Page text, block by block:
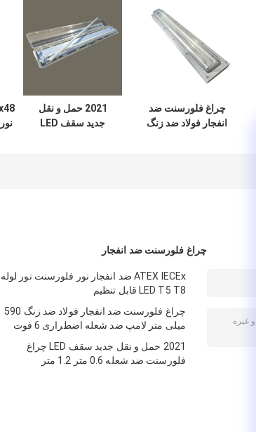
چراغ فلورسنت ضد
انفجار فولاد ضد زنگ
2021 حمل و نقل
جدید سقف LED
چراغ فلورسنت ضد انفجار
ATEX IECEx ضد انفجار نور فلورسنت نور لوله
LED T5 T8 قابل تنظیم
چراغ فلورسنت ضد انفجار فولاد ضد زنگ 590
میلی متر لامپ ضد شعله اضطراری 6 فوت
2021 حمل و نقل جدید سقف LED چراغ
فلورسنت ضد شعله 0.6 متر 1.2 متر